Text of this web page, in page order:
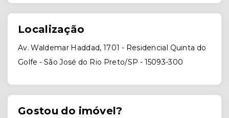
Localização
Av. Waldemar Haddad, 1701 - Residencial Quinta do
Golfe - São José do Rio Preto/SP - 15093-300
Gostou do imóvel?